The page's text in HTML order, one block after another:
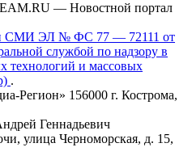
— Новостной портал
СМИ ЭЛ № ФС 77 — 72111 от
службой по надзору в
технологий и массовых
.
Регион» 156000 г. Кострома,
Геннадьевич
улица Черноморская, д. 15,